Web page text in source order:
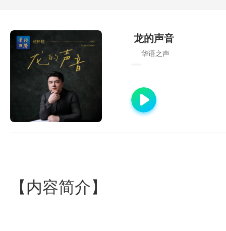
龙的声音
华语之声
【内容简介】